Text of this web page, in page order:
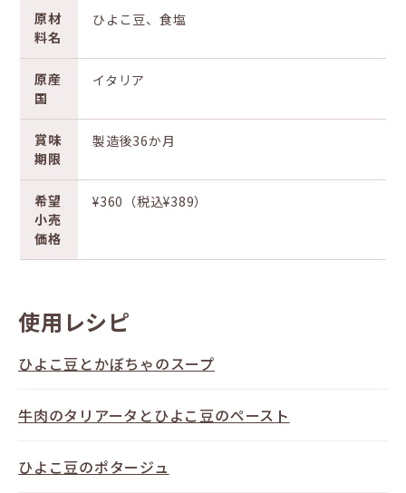
原材
料名
ひよこ豆、食塩
原産
国
イタリア
賞味
期限
製造後36か月
希望
小売
価格
¥360（税込¥389）
使用レシピ
ひよこ豆とかぼちゃのスープ
牛肉のタリアータとひよこ豆のペースト
ひよこ豆のポタージュ